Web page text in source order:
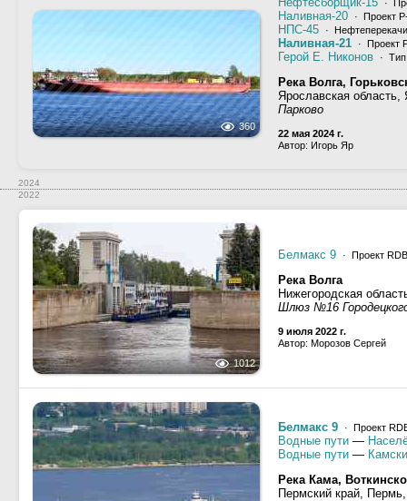
360
·
Наливная-20 · Проект
НПС-45 ·
Наливная-21 · Проект
Герой Е. Никонов ·
Река Волга,
Ярославская область,
Парково
22 мая 2024 г.
Автор: Игорь Яр
2024
2022
1012
Белмакс 9 · Проект
Река Волга
Нижегородская
Шлюз №16
9 июля 2022 г.
Автор: Морозов Сергей
Белмакс 9 · Проект
Водные пути —
Водные пути —
Река Кама,
Пермский край,